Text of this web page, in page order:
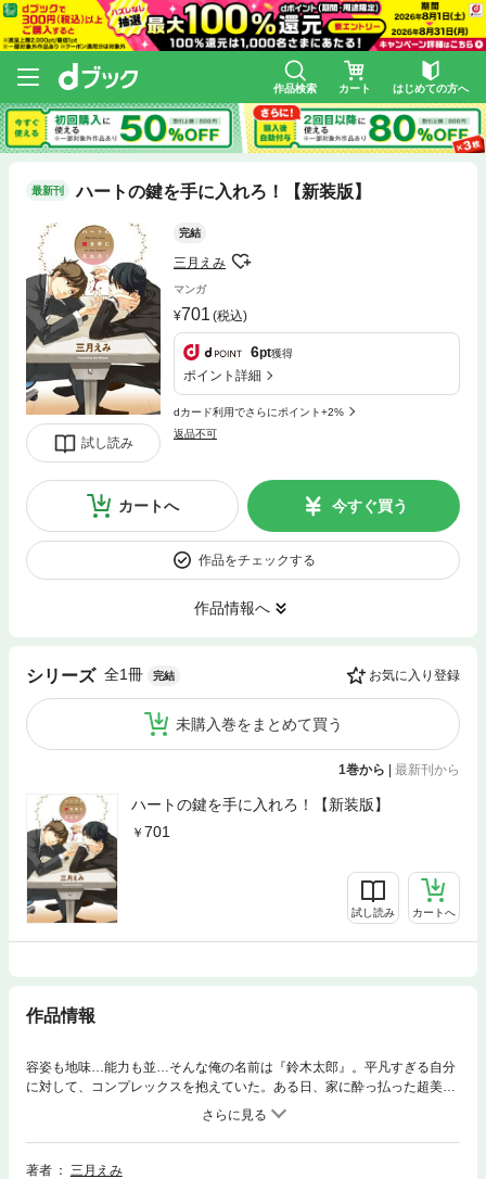
作品検索 カート はじめての方へ
最新刊 ハートの鍵を手に入れろ！【新装版】
試し読み
完結
三月えみ
マンガ
701 (税込)
6pt獲得
ポイント詳細
dカード利用でさらにポイント+2%
返品不可
カートへ 今すぐ買う
作品をチェックする
作品情報へ
シリーズ 全1冊 完結 お気に入り登録
未購入巻をまとめて買う
1巻から | 最新刊から
ハートの鍵を手に入れろ！【新装版】
701
試し読み カートへ
作品情報
容姿も地味…能力も並…そんな俺の名前は『鈴木太郎』。平凡すぎる自分
に対して、コンプレックスを抱えていた。ある日、家に酔っ払った超美形
男が現れた！！そいつは俺の姿を見た途端、泣きながら「元恋人にそっく
りだ」とキスを仕掛けてきて…！？後日――新しい職場に現れたのは、あ
の時の美形男！彼の名前は、志賀凌太。志賀との出会いは、俺の転機にな
るのか！？
著者
三月えみ